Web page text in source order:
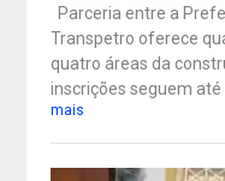
Parceria entre a
Transpetro oferece
quatro áreas da
inscrições seguem até
mais